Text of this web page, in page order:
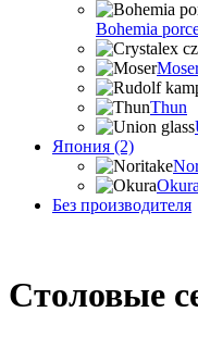
Bohemia
Thun
Япония (2)
Okura
Без производителя
Столовые